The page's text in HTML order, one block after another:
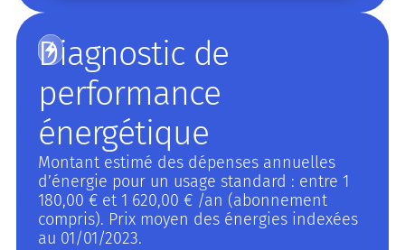
Diagnostic de
performance
énergétique
Montant estimé des dépenses annuelles
d’énergie pour un usage standard : entre 1
180,00 € et 1 620,00 € /an (abonnement
compris). Prix moyen des énergies indexées
au 01/01/2023.